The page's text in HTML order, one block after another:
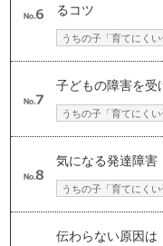
るコツ
うちの子「育てにくい
子どもの障害を受
うちの子「育てにくい
気になる発達障害
うちの子「育てにくい
伝わらない原因